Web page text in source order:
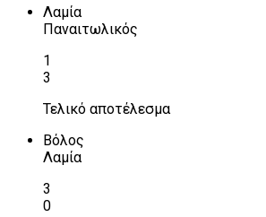
Λαμία
Παναιτωλικός
1
3
Τελικό αποτέλεσμα
Βόλος
Λαμία
3
0